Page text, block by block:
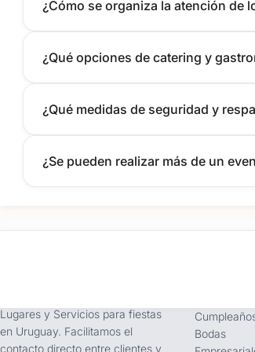
¿Cómo se organiza la atención de
¿Qué opciones de catering y
¿Qué medidas de seguridad y
¿Se pueden realizar más de un
Lugares y Servicios para fiestas
en Uruguay. Facilitamos el
contacto directo entre clientes y
Bodas